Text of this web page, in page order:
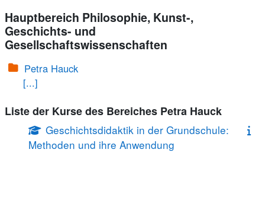
Hauptbereich Philosophie, Kunst-,
Geschichts- und
Gesellschaftswissenschaften
Petra Hauck
[...]
Liste der Kurse des Bereiches Petra Hauck
Geschichtsdidaktik in der Grundschule:
Methoden und ihre Anwendung